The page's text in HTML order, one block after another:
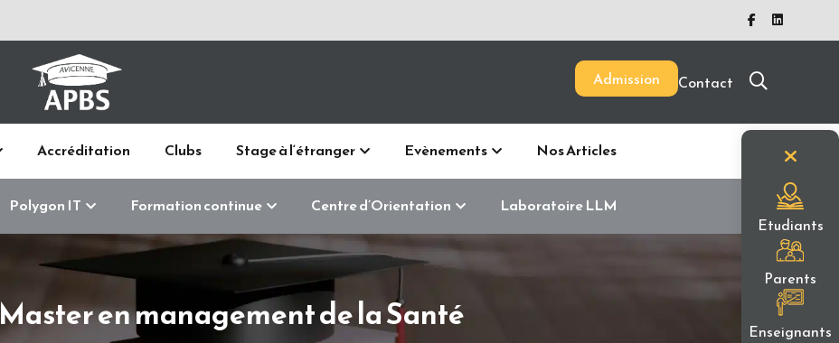
Etudiants
Parents
Enseignants
Admission Contact
Accréditation Clubs Stage à l‘étranger Evènements Nos Articles
Polygon IT Formation continue Centre d’Orientation Laboratoire LLM
Master en management de la Santé